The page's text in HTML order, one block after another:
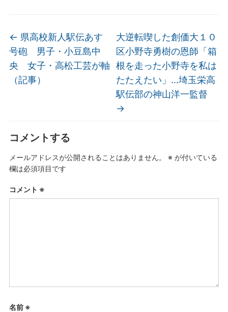
← 県高校新人駅伝あす
号砲 男子・小豆島中
央 女子・高松工芸が軸
（記事）
大逆転喫した創価大１０
区小野寺勇樹の恩師「箱
根を走った小野寺を私は
たたえたい」…埼玉栄高
駅伝部の神山洋一監督
→
コメントする
メールアドレスが公開されることはありません。 ※ が付いている
欄は必須項目です
コメント ※
名前 ※